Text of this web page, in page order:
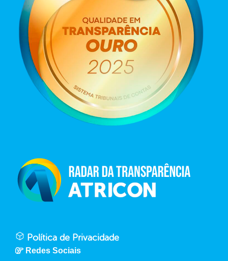
Política de Privacidade
Redes Sociais